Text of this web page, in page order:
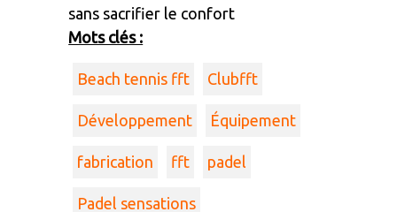
sans sacrifier le confort
Mots clés :
Beach tennis fft Clubfft
Développement Équipement
fabrication fft padel
Padel sensations